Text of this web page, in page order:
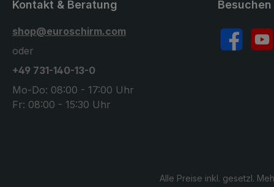
Facebook
Kontakt & Beratung
shop@euroschirm.com
oder
+49 731-140-13-0
Mo-Do: 08:00 - 17:00 Uhr
Fr: 08:00 - 15:30 Uhr
Alle Preise inkl. gesetzl.